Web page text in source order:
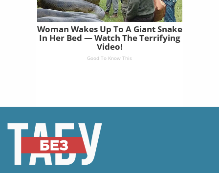
Woman Wakes Up To A Giant Snake
In Her Bed — Watch The Terrifying
Video!
Good To Know This